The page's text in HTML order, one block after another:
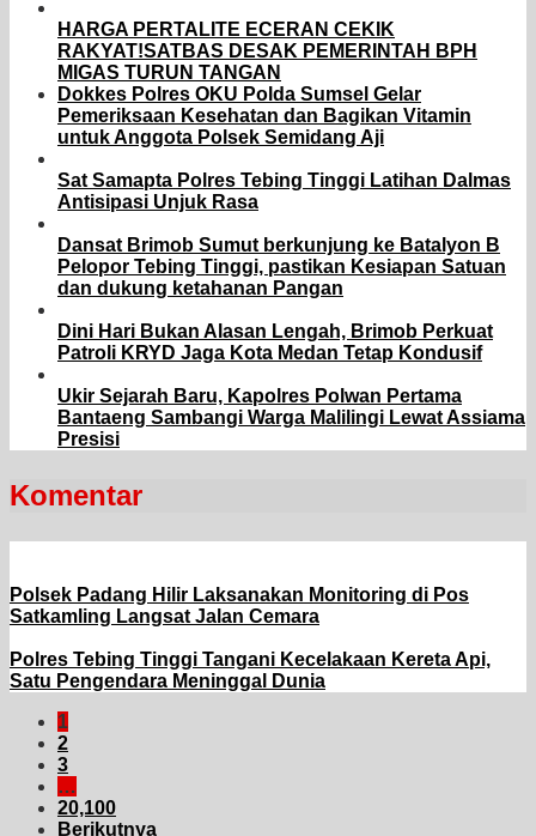
HARGA PERTALITE ECERAN CEKIK
RAKYAT!SATBAS DESAK PEMERINTAH BPH
MIGAS TURUN TANGAN
Dokkes Polres OKU Polda Sumsel Gelar
Pemeriksaan Kesehatan dan Bagikan Vitamin
untuk Anggota Polsek Semidang Aji
Sat Samapta Polres Tebing Tinggi Latihan Dalmas
Antisipasi Unjuk Rasa
Dansat Brimob Sumut berkunjung ke Batalyon B
Pelopor Tebing Tinggi, pastikan Kesiapan Satuan
dan dukung ketahanan Pangan
Dini Hari Bukan Alasan Lengah, Brimob Perkuat
Patroli KRYD Jaga Kota Medan Tetap Kondusif
Ukir Sejarah Baru, Kapolres Polwan Pertama
Bantaeng Sambangi Warga Malilingi Lewat Assiama
Presisi
Komentar
Polsek Padang Hilir Laksanakan Monitoring di Pos
Satkamling Langsat Jalan Cemara
Polres Tebing Tinggi Tangani Kecelakaan Kereta Api,
Satu Pengendara Meninggal Dunia
1
2
3
…
20,100
Berikutnya